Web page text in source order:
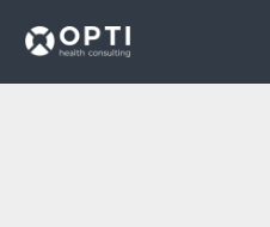
content